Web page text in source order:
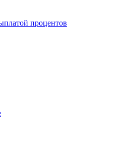
процентов